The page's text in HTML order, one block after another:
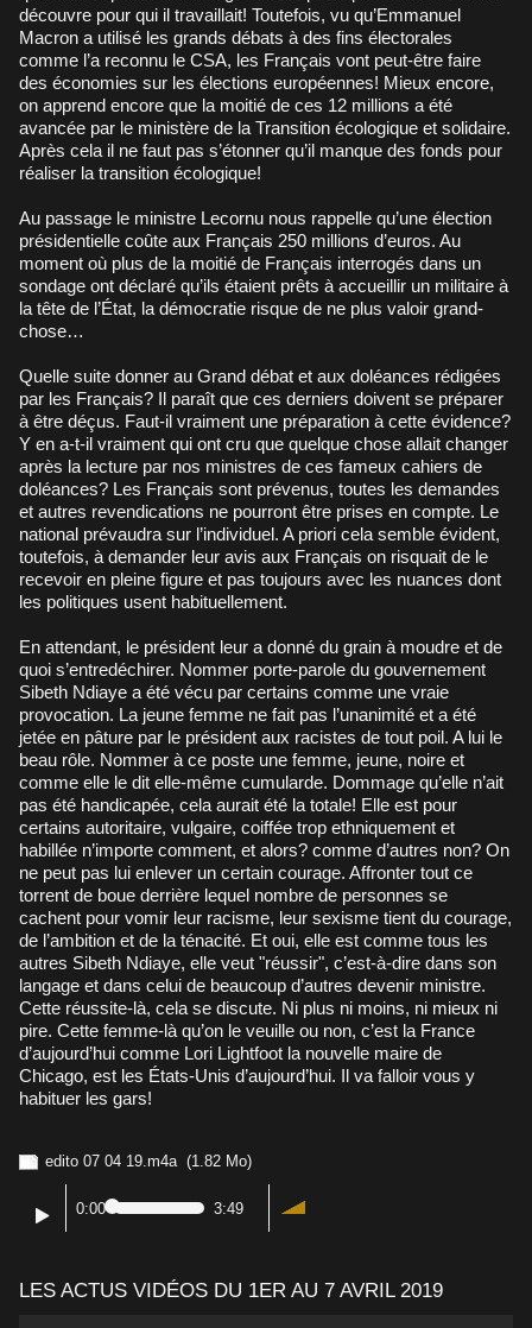
découvre pour qui il travaillait! Toutefois, vu qu’Emmanuel
Macron a utilisé les grands débats à des fins électorales
comme l’a reconnu le CSA, les Français vont peut-être faire
des économies sur les élections européennes! Mieux encore,
on apprend encore que la moitié de ces 12 millions a été
avancée par le ministère de la Transition écologique et solidaire.
Après cela il ne faut pas s’étonner qu’il manque des fonds pour
réaliser la transition écologique!
Au passage le ministre Lecornu nous rappelle qu’une élection
présidentielle coûte aux Français 250 millions d’euros. Au
moment où plus de la moitié de Français interrogés dans un
sondage ont déclaré qu’ils étaient prêts à accueillir un militaire à
la tête de l’État, la démocratie risque de ne plus valoir grand-
chose…
Quelle suite donner au Grand débat et aux doléances rédigées
par les Français? Il paraît que ces derniers doivent se préparer
à être déçus. Faut-il vraiment une préparation à cette évidence?
Y en a-t-il vraiment qui ont cru que quelque chose allait changer
après la lecture par nos ministres de ces fameux cahiers de
doléances? Les Français sont prévenus, toutes les demandes
et autres revendications ne pourront être prises en compte. Le
national prévaudra sur l’individuel. A priori cela semble évident,
toutefois, à demander leur avis aux Français on risquait de le
recevoir en pleine figure et pas toujours avec les nuances dont
les politiques usent habituellement.
En attendant, le président leur a donné du grain à moudre et de
quoi s’entredéchirer. Nommer porte-parole du gouvernement
Sibeth Ndiaye a été vécu par certains comme une vraie
provocation. La jeune femme ne fait pas l’unanimité et a été
jetée en pâture par le président aux racistes de tout poil. A lui le
beau rôle. Nommer à ce poste une femme, jeune, noire et
comme elle le dit elle-même cumularde. Dommage qu’elle n’ait
pas été handicapée, cela aurait été la totale! Elle est pour
certains autoritaire, vulgaire, coiffée trop ethniquement et
habillée n’importe comment, et alors? comme d’autres non? On
ne peut pas lui enlever un certain courage. Affronter tout ce
torrent de boue derrière lequel nombre de personnes se
cachent pour vomir leur racisme, leur sexisme tient du courage,
de l’ambition et de la ténacité. Et oui, elle est comme tous les
autres Sibeth Ndiaye, elle veut "réussir", c’est-à-dire dans son
langage et dans celui de beaucoup d’autres devenir ministre.
Cette réussite-là, cela se discute. Ni plus ni moins, ni mieux ni
pire. Cette femme-là qu’on le veuille ou non, c’est la France
d’aujourd’hui comme Lori Lightfoot la nouvelle maire de
Chicago, est les États-Unis d’aujourd’hui. Il va falloir vous y
habituer les gars!
edito 07 04 19.m4a (1.82 Mo)
0:00 3:49
LES ACTUS VIDÉOS DU 1ER AU 7 AVRIL 2019